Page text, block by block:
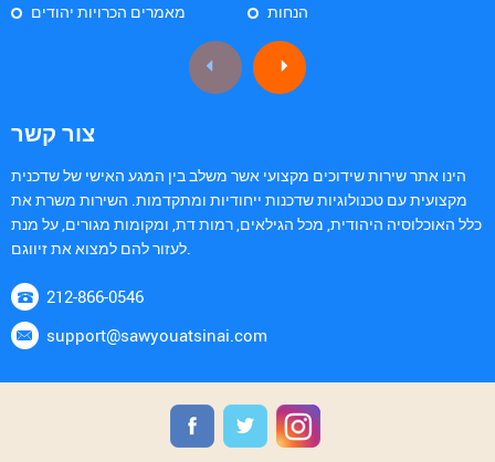
מאמרים הכרויות יהודים
הנחות
צור קשר
הינו אתר שירות שידוכים מקצועי אשר משלב בין המגע האישי של שדכנית
מקצועית עם טכנולוגיות שדכנות ייחודיות ומתקדמות. השירות משרת את
כלל האוכלוסיה היהודית, מכל הגילאים, רמות דת, ומקומות מגורים, על מנת
לעזור להם למצוא את זיווגם.
212-866-0546
support@sawyouatsinai.com